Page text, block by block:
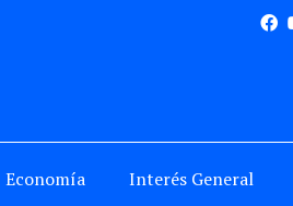
Economía Interés General